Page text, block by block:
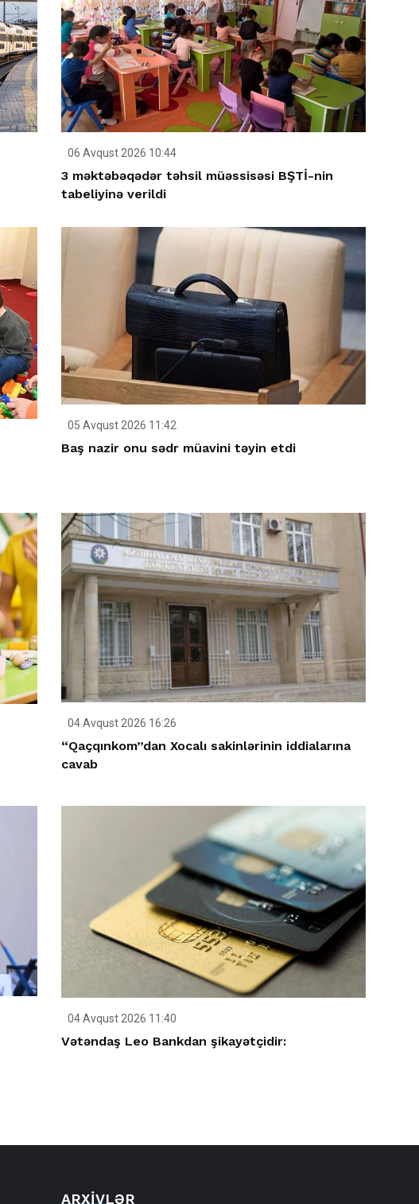
06 Avqust 2026 10:44
3 məktəbəqədər təhsil müəssisəsi BŞTİ-nin
tabeliyinə verildi
05 Avqust 2026 11:42
Baş nazir onu sədr müavini təyin etdi
04 Avqust 2026 16:26
“Qaçqınkom”dan Xocalı sakinlərinin iddialarına
cavab
04 Avqust 2026 11:40
Vətəndaş Leo Bankdan şikayətçidir:
ARXIVLƏR